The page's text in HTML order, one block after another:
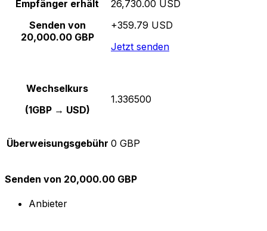
Empfänger erhält
Senden von
20,000.00 GBP
26,730.00 USD
+359.79 USD
Jetzt senden
Wechselkurs
(1GBP → USD)
1.336500
Überweisungsgebühr 0 GBP
Senden von 20,000.00 GBP
Anbieter